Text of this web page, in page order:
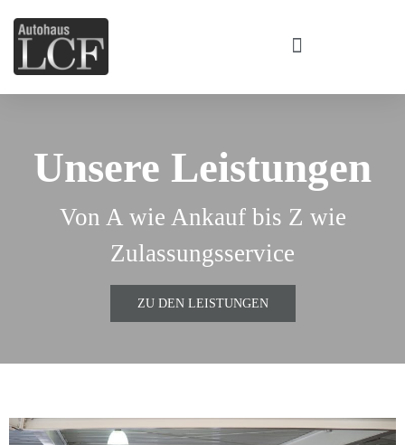
Inhalt
springen
Unsere Leistungen
Von A wie Ankauf bis Z wie
Zulassungsservice
ZU DEN LEISTUNGEN